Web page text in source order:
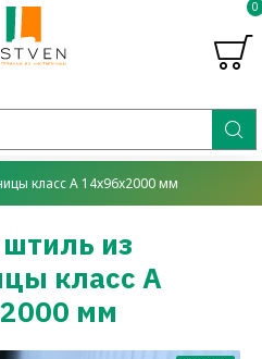
0
класс А 14x96x2000 мм
из
класс А
мм